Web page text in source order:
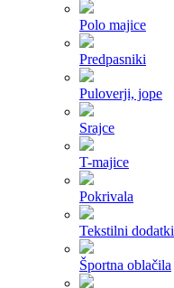
Polo majice
Predpasniki
Puloverji, jope
Srajce
T-majice
Pokrivala
Tekstilni dodatki
Športna oblačila